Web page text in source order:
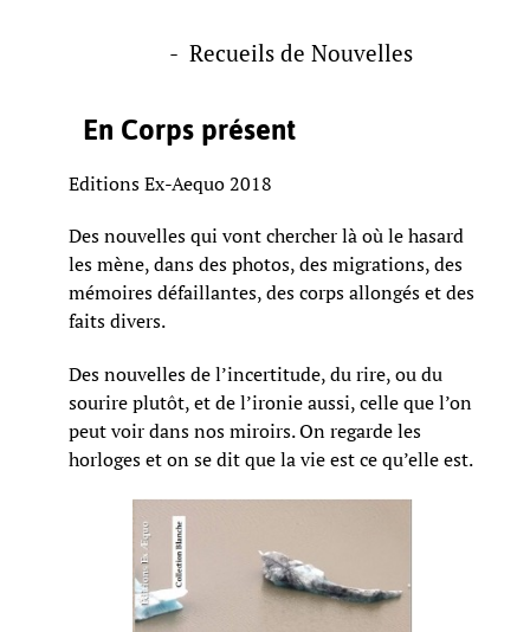
- Recueils de Nouvelles
En Corps présent
Editions Ex-Aequo 2018
Des nouvelles qui vont chercher là où le hasard
les mène, dans des photos, des migrations, des
mémoires défaillantes, des corps allongés et des
faits divers.
Des nouvelles de l’incertitude, du rire, ou du
sourire plutôt, et de l’ironie aussi, celle que l’on
peut voir dans nos miroirs. On regarde les
horloges et on se dit que la vie est ce qu’elle est.